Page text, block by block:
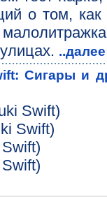
о том, как
Сигары и
Swift)
Swift)